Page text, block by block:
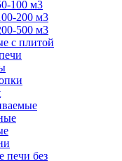
100 м3
200 м3
500 м3
с плитой
печи без